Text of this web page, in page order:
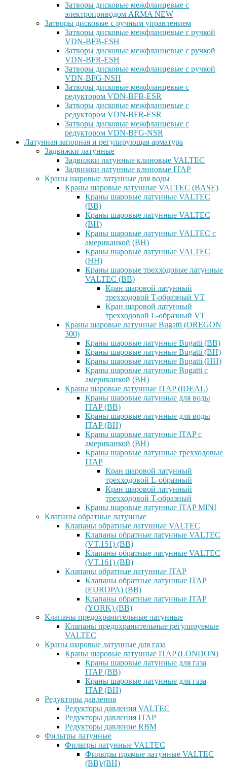
Затворы дисковые межфланцевые с
электроприводом ARMA NEW
Затворы дисковые с ручным управлением
Затворы дисковые межфланцевые с ручкой
VDN-BFB-ESH
Затворы дисковые межфланцевые с ручкой
VDN-BFR-ESH
Затворы дисковые межфланцевые с ручкой
VDN-BFG-NSH
Затворы дисковые межфланцевые с
редуктором VDN-BFB-ESR
Затворы дисковые межфланцевые с
редуктором VDN-BFR-ESR
Затворы дисковые межфланцевые с
редуктором VDN-BFG-NSR
Латунная запорная и регулирующая арматура
Задвижки латунные
Задвижки латунные клиновые VALTEC
Задвижки латунные клиновые ITAP
Краны шаровые латунные для воды
Краны шаровые латунные VALTEC (BASE)
Краны шаровые латунные VALTEC
(ВВ)
Краны шаровые латунные VALTEC
(ВН)
Краны шаровые латунные VALTEC с
американкой (ВН)
Краны шаровые латунные VALTEC
(НН)
Краны шаровые трехходовые латунные
VALTEC (ВВ)
Кран шаровой латунный
трехходовой T-образный VT
Кран шаровой латунный
трехходовой L-образный VT
Краны шаровые латунные Bugatti (OREGON
300)
Краны шаровые латунные Bugatti (ВВ)
Краны шаровые латунные Bugatti (ВН)
Краны шаровые латунные Bugatti (НН)
Краны шаровые латунные Bugatti с
американкой (ВН)
Краны шаровые латунные ITAP (IDEAL)
Краны шаровые латунные для воды
ITAP (ВВ)
Краны шаровые латунные для воды
ITAP (ВН)
Краны шаровые латунные ITAP с
американкой (ВН)
Краны шаровые латунные трехходовые
ITAP
Кран шаровой латунный
трехходовой L-образный
Кран шаровой латунный
трехходовой T-образный
Краны шаровые латунные ITAP MINI
Клапаны обратные латунные
Клапаны обратные латунные VALTEC
Клапаны обратные латунные VALTEC
(VT.151) (ВВ)
Клапаны обратные латунные VALTEC
(VT.161) (ВВ)
Клапаны обратные латунные ITAP
Клапаны обратные латунные ITAP
(EUROPA) (ВВ)
Клапаны обратные латунные ITAP
(YORK) (ВВ)
Клапаны предохранительные латунные
Клапаны предохранительные регулируемые
VALTEC
Краны шаровые латунные для газа
Краны шаровые латунные ITAP (LONDON)
Краны шаровые латунные для газа
ITAP (ВВ)
Краны шаровые латунные для газа
ITAP (ВН)
Редукторы давления
Редукторы давления VALTEC
Редукторы давления ITAP
Редукторы давление RBM
Фильтры латунные
Фильтры латунные VALTEC
Фильтры прямые латунные VALTEC
(ВВ)/(ВН)